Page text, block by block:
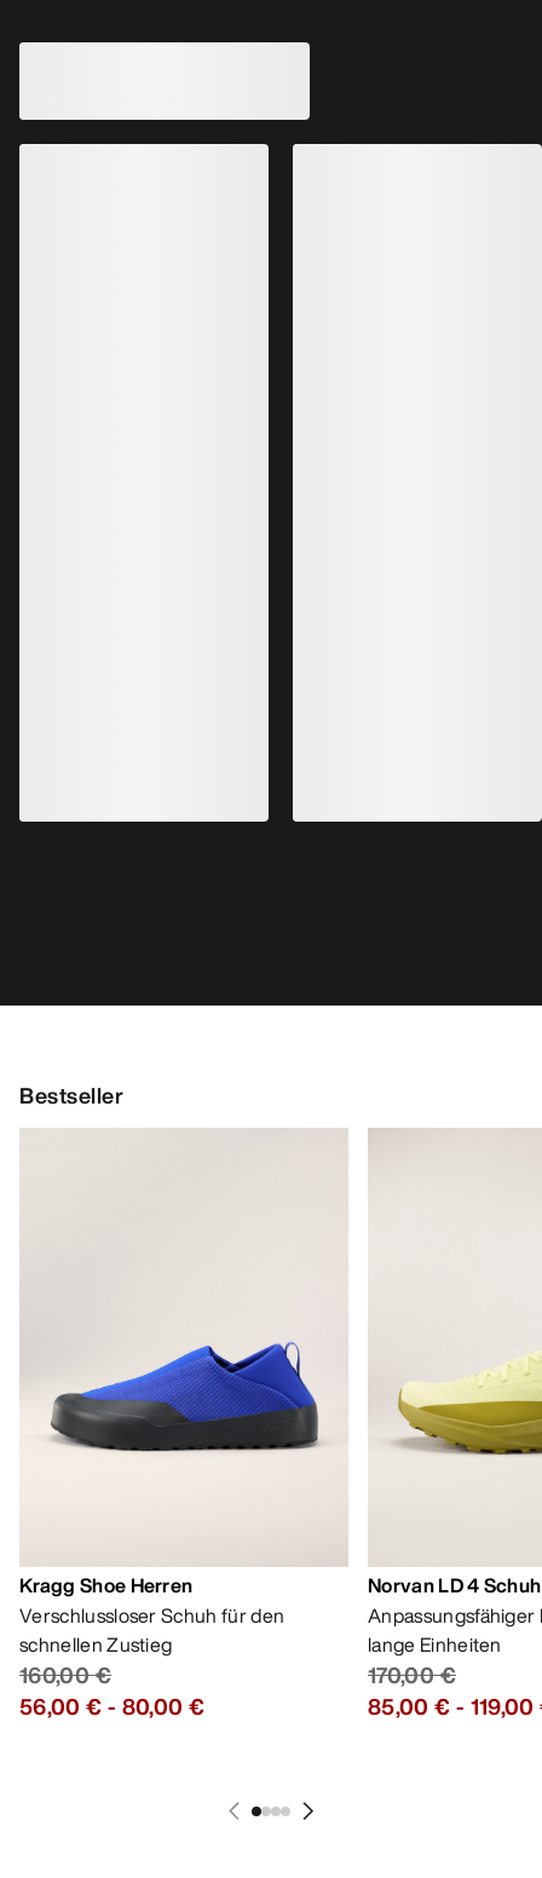
Bestseller
Kragg Shoe Herren
Verschlussloser Schuh für den
schnellen Zustieg
160,00 €
56,00 €- 80,00 €
Norvan LD 4
lange Einheiten
170,00 €
85,00 €-